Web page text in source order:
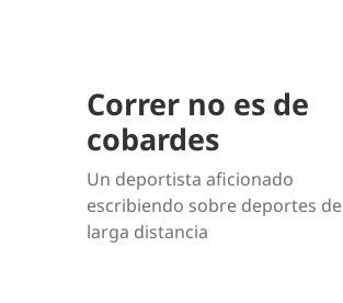
Correr no es de
cobardes
Un deportista aficionado
escribiendo sobre deportes de
larga distancia